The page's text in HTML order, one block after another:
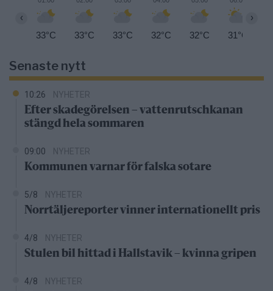
33°C 33°C 33°C 32°C 32°C 31°C
‹ ›
Senaste nytt
10:26 NYHETER
Efter skadegörelsen – vattenrutschkanan
stängd hela sommaren
09:00 NYHETER
Kommunen varnar för falska sotare
5/8 NYHETER
Norrtäljereporter vinner internationellt pris
4/8 NYHETER
Stulen bil hittad i Hallstavik – kvinna gripen
4/8 NYHETER